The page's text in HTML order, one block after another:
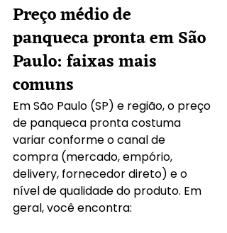
Preço médio de
panqueca pronta em São
Paulo: faixas mais
comuns
Em São Paulo (SP) e região, o preço
de panqueca pronta costuma
variar conforme o canal de
compra (mercado, empório,
delivery, fornecedor direto) e o
nível de qualidade do produto. Em
geral, você encontra: